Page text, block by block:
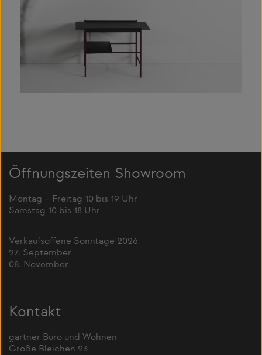
Öffnungszeiten Showroom
Montag – Freitag 10 bis 19 Uhr
Samstag 10 bis 18 Uhr
Verkaufsoffene Sonntage 2026
27. September
08. November
Kontakt
gärtner Büro und Wohnen
Große Bleichen 23